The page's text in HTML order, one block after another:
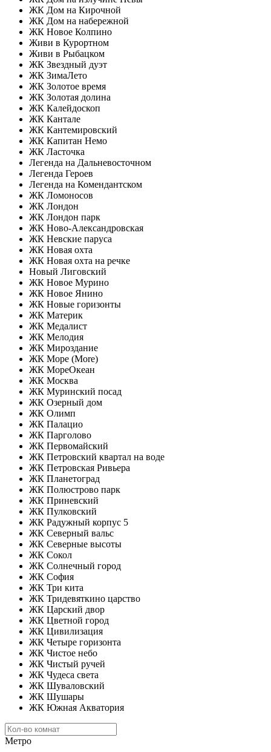
ЖК Дом на Кирочной
ЖК Дом на набережной
ЖК Новое Колпино
Живи в Курортном
Живи в Рыбацком
ЖК Звездный дуэт
ЖК ЗимаЛето
ЖК Золотое время
ЖК Золотая долина
ЖК Калейдоскоп
ЖК Кантале
ЖК Кантемировский
ЖК Капитан Немо
ЖК Ласточка
Легенда на Дальневосточном
Легенда Героев
Легенда на Комендантском
ЖК Ломоносов
ЖК Лондон
ЖК Лондон парк
ЖК Ново-Александровская
ЖК Невские паруса
ЖК Новая охта
ЖК Новая охта на речке
Новый Лиговский
ЖК Новое Мурино
ЖК Новое Янино
ЖК Новые горизонты
ЖК Материк
ЖК Медалист
ЖК Мелодия
ЖК Мироздание
ЖК Море (More)
ЖК МореОкеан
ЖК Москва
ЖК Муринский посад
ЖК Озерный дом
ЖК Олимп
ЖК Палацио
ЖК Парголово
ЖК Первомайский
ЖК Петровский квартал на воде
ЖК Петровская Ривьера
ЖК Планетоград
ЖК Полюстрово парк
ЖК Приневский
ЖК Пулковский
ЖК Радужный корпус 5
ЖК Северный вальс
ЖК Северные высоты
ЖК Сокол
ЖК Солнечный город
ЖК София
ЖК Три кита
ЖК Тридевяткино царство
ЖК Царский двор
ЖК Цветной город
ЖК Цивилизация
ЖК Четыре горизонта
ЖК Чистое небо
ЖК Чистый ручей
ЖК Чудеса света
ЖК Шуваловский
ЖК Шушары
ЖК Южная Акватория
Метро